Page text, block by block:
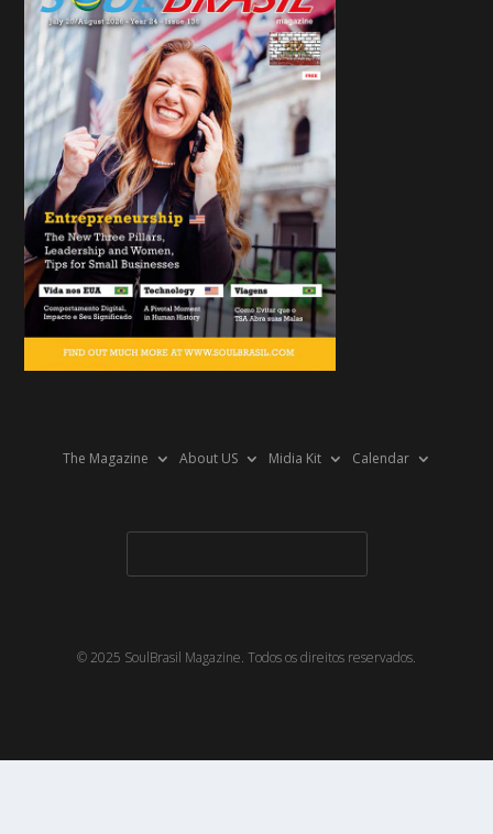
The Magazine About US Midia Kit Calendar
© 2025 SoulBrasil Magazine. Todos os direitos reservados.